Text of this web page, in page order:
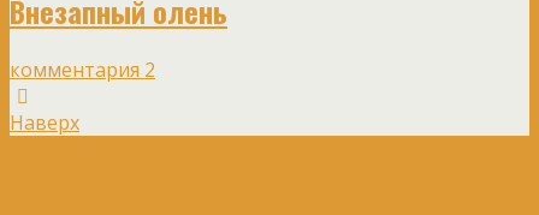
Внезапный олень
комментария 2
Наверх